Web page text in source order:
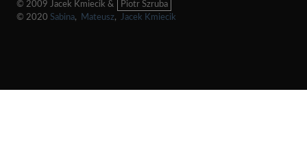
© 2009 Jacek Kmiecik &
Piotr Szruba
© 2020 Sabina, Mateusz, Jacek Kmiecik